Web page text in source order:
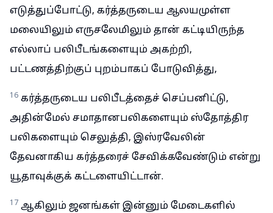
எடுத்துப்போட்டு, கர்த்தருடைய ஆலயமுள்ள
மலையிலும் எருசலேமிலும் தான் கட்டியிருந்த
எல்லாப் பலிபீடங்களையும் அகற்றி,
பட்டணத்திற்குப் புறம்பாகப் போடுவித்து,
16 கர்த்தருடைய பலிபீடத்தைச் செப்பனிட்டு,
அதின்மேல் சமாதானபலிகளையும் ஸ்தோத்திர
பலிகளையும் செலுத்தி, இஸ்ரவேலின்
தேவனாகிய கர்த்தரைச் சேவிக்கவேண்டும் என்று
யூதாவுக்குக் கட்டளையிட்டான்.
17 ஆகிலும் ஜனங்கள் இன்னும் மேடைகளில்